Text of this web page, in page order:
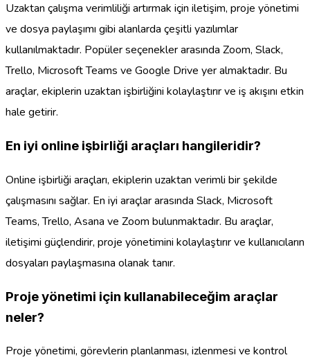
Uzaktan çalışma verimliliği artırmak için iletişim, proje yönetimi
ve dosya paylaşımı gibi alanlarda çeşitli yazılımlar
kullanılmaktadır. Popüler seçenekler arasında Zoom, Slack,
Trello, Microsoft Teams ve Google Drive yer almaktadır. Bu
araçlar, ekiplerin uzaktan işbirliğini kolaylaştırır ve iş akışını etkin
hale getirir.
En iyi online işbirliği araçları hangileridir?
Online işbirliği araçları, ekiplerin uzaktan verimli bir şekilde
çalışmasını sağlar. En iyi araçlar arasında Slack, Microsoft
Teams, Trello, Asana ve Zoom bulunmaktadır. Bu araçlar,
iletişimi güçlendirir, proje yönetimini kolaylaştırır ve kullanıcıların
dosyaları paylaşmasına olanak tanır.
Proje yönetimi için kullanabileceğim araçlar
neler?
Proje yönetimi, görevlerin planlanması, izlenmesi ve kontrol